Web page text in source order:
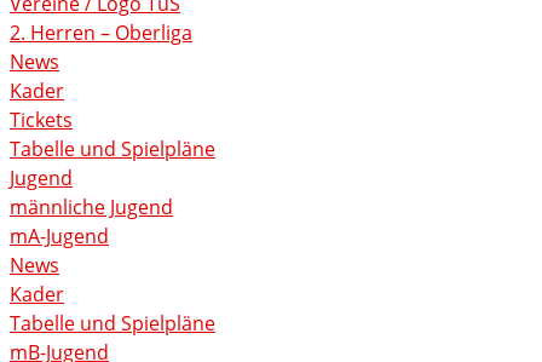
2. Herren – Oberliga
News
Kader
Tickets
Tabelle und Spielpläne
Jugend
männliche Jugend
mA-Jugend
News
Kader
Tabelle und Spielpläne
mB-Jugend